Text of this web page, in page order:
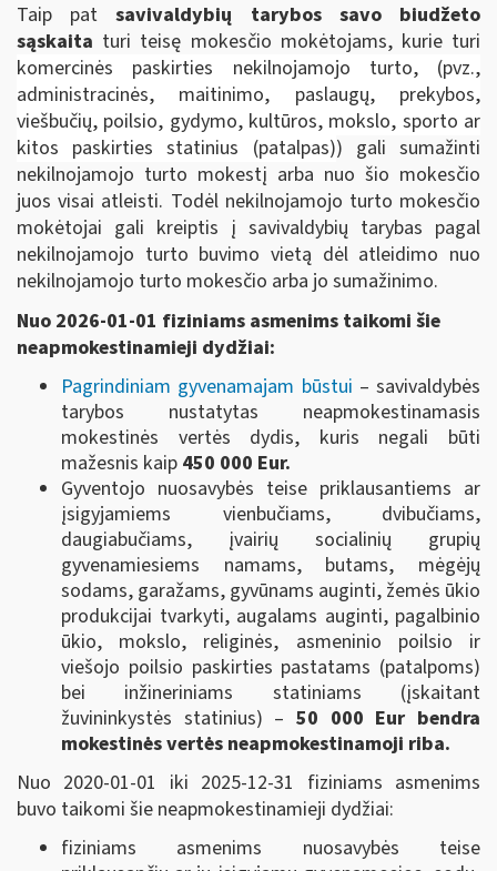
Taip patsavivaldybių tarybos savo biudžeto
sąskaita turi teisę mokesčio mokėtojams, kurie turi
komercinės paskirties nekilnojamojo turto, (pvz.,
administracinės, maitinimo, paslaugų, prekybos,
viešbučių, poilsio, gydymo, kultūros, mokslo, sporto ar
kitos paskirties statinius (patalpas)) gali sumažinti
nekilnojamojo turto mokestį arba nuo šio mokesčio
juos visai atleisti. Todėl nekilnojamojo turto mokesčio
mokėtojai gali kreiptis į savivaldybių tarybas pagal
nekilnojamojo turto buvimo vietą dėl atleidimo nuo
nekilnojamojo turto mokesčio arba jo sumažinimo.
Nuo 2026-01-01 fiziniams asmenims taikomi šie
neapmokestinamieji dydžiai:
Pagrindiniam gyvenamajam būstui – savivaldybės
tarybos nustatytas neapmokestinamasis
mokestinės vertės dydis, kuris negali būti
mažesnis kaip 450 000 Eur.
Gyventojo nuosavybės teise priklausantiems ar
įsigyjamiems vienbučiams, dvibučiams,
daugiabučiams, įvairių socialinių grupių
gyvenamiesiems namams, butams, mėgėjų
sodams, garažams, gyvūnams auginti, žemės ūkio
produkcijai tvarkyti, augalams auginti, pagalbinio
ūkio, mokslo, religinės, asmeninio poilsio ir
viešojo poilsio paskirties pastatams (patalpoms)
bei inžineriniams statiniams (įskaitant
žuvininkystės statinius) – 50 000 Eur bendra
mokestinės vertės neapmokestinamoji riba.
Nuo 2020-01-01 iki 2025-12-31 fiziniams asmenims
buvo taikomi šie neapmokestinamieji dydžiai:
fiziniams asmenims nuosavybės teise